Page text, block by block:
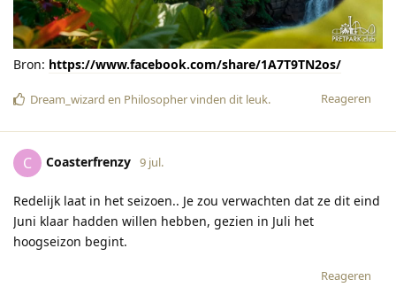
Bron: https://www.facebook.com/share/1A7T9TN2os/
Reageren
Dream_wizard en Philosophervinden dit leuk.
C Coasterfrenzy 9 jul.
Redelijk laat in het seizoen.. Je zou verwachten dat ze dit eind
Juni klaar hadden willen hebben, gezien in Juli het
hoogseizon begint.
Reageren